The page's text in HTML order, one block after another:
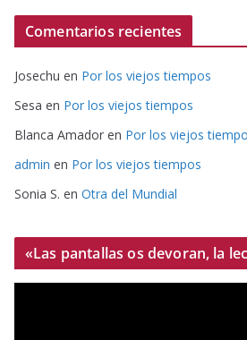
Comentarios recientes
Josechu en Por los viejos tiempos
Sesa en Por los viejos tiempos
Blanca Amador en Por los viejos
admin en Por los viejos tiempos
Sonia S. en Otra del Mundial
«Las pantallas os devoran, la